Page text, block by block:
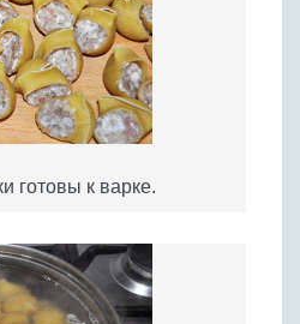
готовы к варке.